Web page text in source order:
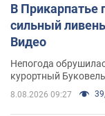
В
сильный
Видео
Непогода
курортный Буковель
8.08.2026 09:27